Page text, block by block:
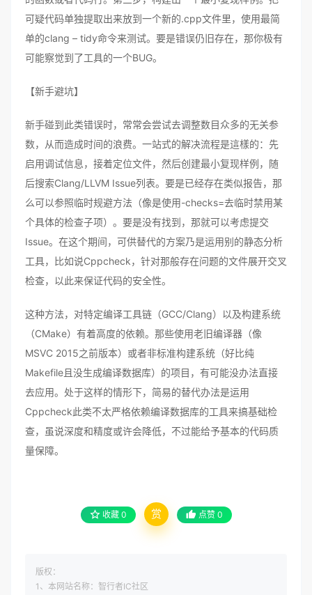
可疑代码单独提取出来放到一个新的.cpp文件里，使用最简
单的clang – tidy命令来测试。要是错误仍旧存在，那你极有
可能察觉到了工具的一个BUG。
【新手避坑】
新手碰到此类错误时，常常会尝试去调整数目众多的无关参
数，从而造成时间的浪费。一站式的解决流程是這樣的：先
启用调试信息，接着定位文件，然后创建最小复现样例，随
后搜索Clang/LLVM Issue列表。要是已经存在类似报告，那
么可以参照临时规避方法（像是使用-checks=去临时禁用某
个具体的检查子项）。要是没有找到，那就可以考虑提交
Issue。在这个期间，可供替代的方案乃是运用别的静态分析
工具，比如说Cppcheck，针对那般存在问题的文件展开交叉
检查，以此来保证代码的安全性。
这种方法，对特定编译工具链（GCC/Clang）以及构建系统
（CMake）有着高度的依赖。那些使用老旧编译器（像
MSVC 2015之前版本）或者非标准构建系统（好比纯
Makefile且没生成编译数据库）的项目，有可能没办法直接
去应用。处于这样的情形下，简易的替代办法是运用
Cppcheck此类不太严格依赖编译数据库的工具来搞基础检
查，虽说深度和精度或许会降低，不过能给予基本的代码质
量保障。
收藏 0 赏 点赞 0
版权：
1、本网站名称：智行者IC社区